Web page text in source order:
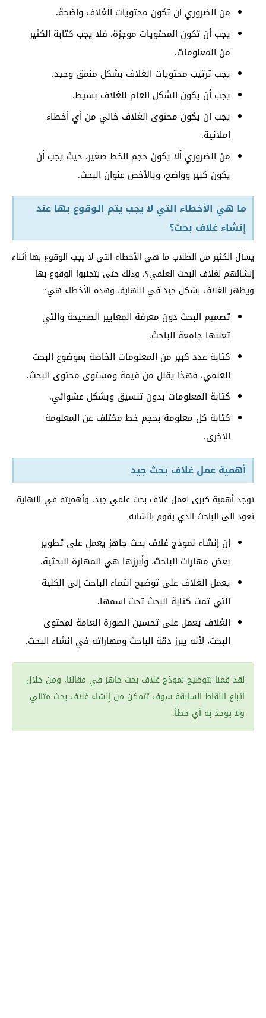
من الضروري أن تكون محتويات الغلاف واضحة.
يجب أن تكون المحتويات موجزة، فلا يجب كتابة الكثير
من المعلومات.
يجب ترتيب محتويات الغلاف بشكل منمق وجيد.
يجب أن يكون الشكل العام للغلاف بسيط.
يجب أن يكون محتوى الغلاف خالي من أي أخطاء
إملائية.
من الضروري ألا يكون حجم الخط صغير، حيث يجب أن
يكون كبير وواضح، وبالأخص عنوان البحث.
ما هي الأخطاء التي لا يجب يتم الوقوع بها عند
إنشاء غلاف بحث؟
يسأل الكثير من الطلاب ما هي الأخطاء التي لا يجب الوقوع بها أثناء
إنشائهم لغلاف البحث العلمي؟، وذلك حتى يتجنبوا الوقوع بها
ويظهر الغلاف بشكل جيد في النهاية، وهذه الأخطاء هي:
تصميم البحث دون معرفة المعايير الصحيحة والتي
تعلنها جامعة الباحث.
كتابة عدد كبير من المعلومات الخاصة بموضوع البحث
العلمي، فهذا يقلل من قيمة ومستوى محتوى البحث.
كتابة المعلومات بدون تنسيق وبشكل عشوائي.
كتابة كل معلومة بحجم خط مختلف عن المعلومة
الأخرى.
أهمية عمل غلاف بحث جيد
توجد أهمية كبرى لعمل غلاف بحث علمي جيد، وأهميته في النهاية
تعود إلى الباحث الذي يقوم بإنشائه.
إن إنشاء نموذج غلاف بحث جاهز يعمل على تطوير
بعض مهارات الباحث، وأبرزها هي المهارة البحثية.
يعمل الغلاف على توضيح انتماء الباحث إلى الكلية
التي تمت كتابة البحث تحت اسمها.
الغلاف يعمل على تحسين الصورة العامة لمحتوى
البحث، لأنه يبرز دقة الباحث ومهاراته في إنشاء البحث.
لقد قمنا بتوضيح نموذج غلاف بحث جاهز في مقالنا، ومن خلال
اتباع النقاط السابقة سوف تتمكن من إنشاء غلاف بحث مثالي
ولا يوجد به أي خطأ.